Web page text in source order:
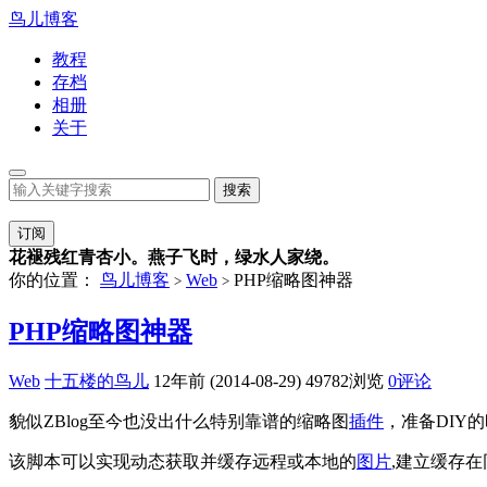
鸟儿博客
教程
存档
相册
关于
订阅
花褪残红青杏小。燕子飞时，绿水人家绕。
你的位置： 鸟儿博客 > Web > PHP缩略图神器
PHP缩略图神器
Web 十五楼的鸟儿 12年前 (2014-08-29) 49782浏览 0评论
貌似ZBlog至今也没出什么特别靠谱的缩略图插件 ，准备DIY
该脚本可以实现动态获取并缓存远程或本地的图片,建立缓存在